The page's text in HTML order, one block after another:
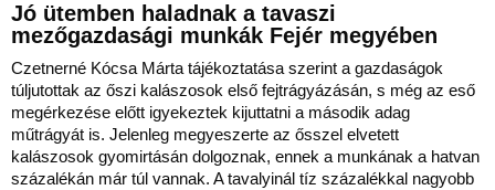
Jó ütemben haladnak a tavaszi
mezőgazdasági munkák Fejér megyében
Czetnerné Kócsa Márta tájékoztatása szerint a gazdaságok
túljutottak az őszi kalászosok első fejtrágyázásán, s még az eső
megérkezése előtt igyekeztek kijuttatni a második adag
műtrágyát is. Jelenleg megyeszerte az ősszel elvetett
kalászosok gyomirtásán dolgoznak, ennek a munkának a hatvan
százalékán már túl vannak. A tavalyinál tíz százalékkal nagyobb